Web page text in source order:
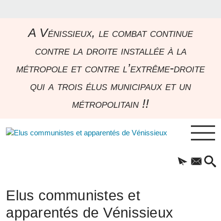
A Vénissieux, le combat continue
contre la droite installée à la
métropole et contre l’extrême-droite
qui a trois élus municipaux et un
métropolitain !!
Elus communistes et
apparentés de Vénissieux